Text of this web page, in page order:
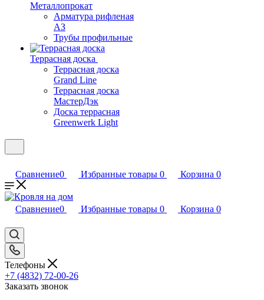
Металлопрокат
Арматура рифленая
АЗ
Трубы профильные
Террасная доска
Террасная доска
Grand Line
Террасная доска
МастерДэк
Доска террасная
Greenwerk Light
Сравнение0 Избранные товары 0 Корзина 0
Сравнение0 Избранные товары 0 Корзина 0
Телефоны
+7 (4832) 72-00-26
Заказать звонок